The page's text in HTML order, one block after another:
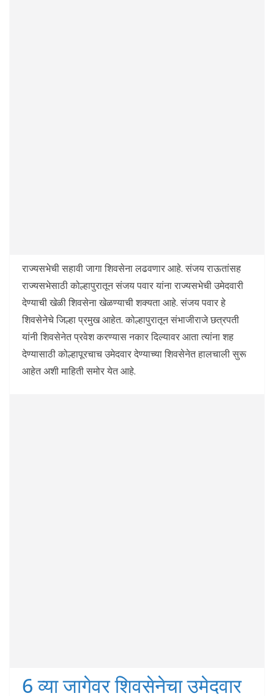
राज्यसभेची सहावी जागा शिवसेना लढवणार आहे. संजय राऊतांसह
राज्यसभेसाठी कोल्हापुरातून संजय पवार यांना राज्यसभेची उमेदवारी
देण्याची खेळी शिवसेना खेळण्याची शक्यता आहे. संजय पवार हे
शिवसेनेचे जिल्हा प्रमुख आहेत. कोल्हापुरातून संभाजीराजे छत्रपती
यांनी शिवसेनेत प्रवेश करण्यास नकार दिल्यावर आता त्यांना शह
देण्यासाठी कोल्हापूरचाच उमेदवार देण्याच्या शिवसेनेत हालचाली सुरू
आहेत अशी माहिती समोर येत आहे.
6 व्या जागेवर शिवसेनेचा उमेदवार